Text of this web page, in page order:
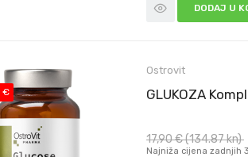
DODAJ U
€
Ostrovit
GLUKOZA
17,90 €(134.87 kn)
Najniža cijena zadnjih